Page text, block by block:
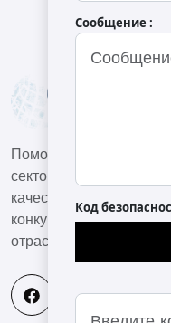
Помогать нашим
секторе создавать
качественную
конкурентной среды
отрасли.
Сообщение :
Код